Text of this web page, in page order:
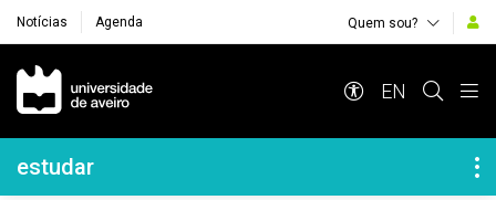
Notícias Agenda Quem sou?
Navegação Principal
EN
Navegação Lateral
estudar